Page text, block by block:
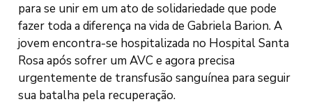
para se unir em um ato de solidariedade que pode
fazer toda a diferença na vida de Gabriela Barion. A
jovem encontra-se hospitalizada no Hospital Santa
Rosa após sofrer um AVC e agora precisa
urgentemente de transfusão sanguínea para seguir
sua batalha pela recuperação.